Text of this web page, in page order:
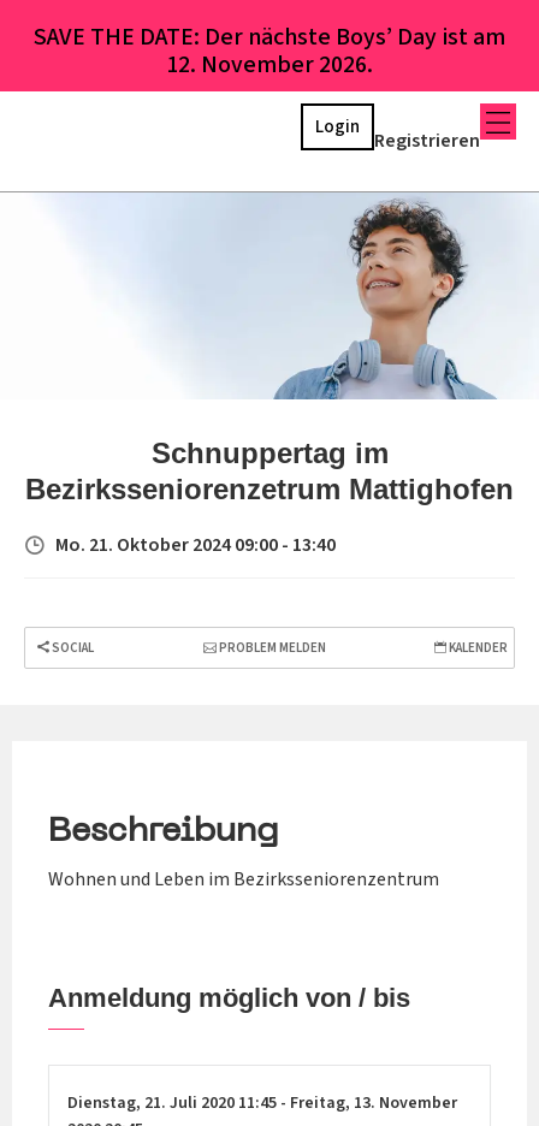
SAVE THE DATE: Der nächste Boys’ Day ist am
12. November 2026.
Registrieren
Login
Schnuppertag im
Bezirksseniorenzetrum Mattighofen
Mo. 21. Oktober 2024 09:00 - 13:40
SOCIAL PROBLEM MELDEN KALENDER
Beschreibung
Wohnen und Leben im Bezirksseniorenzentrum
Anmeldung möglich von / bis
Dienstag, 21. Juli 2020 11:45 - Freitag, 13. November